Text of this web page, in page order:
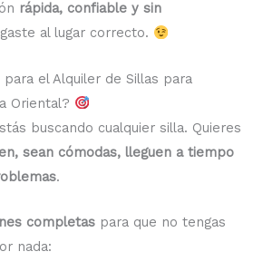
rápida, confiable y sin
al lugar correcto.
para el Alquiler de Sillas para
Oriental?
buscando cualquier silla. Quieres
sean cómodas, lleguen a tiempo
.
completas para que no tengas
nada: